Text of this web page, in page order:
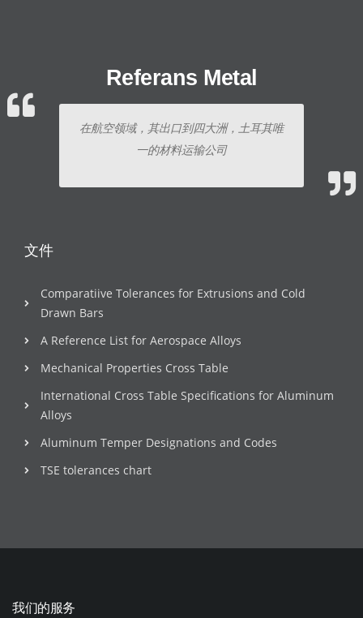
Referans Metal
在航空领域，其出口到四大洲，土耳其唯
一的材料运输公司
文件
Comparatiive Tolerances for Extrusions and Cold
Drawn Bars
A Reference List for Aerospace Alloys
Mechanical Properties Cross Table
International Cross Table Specifications for Aluminum
Alloys
Aluminum Temper Designations and Codes
TSE tolerances chart
我们的服务